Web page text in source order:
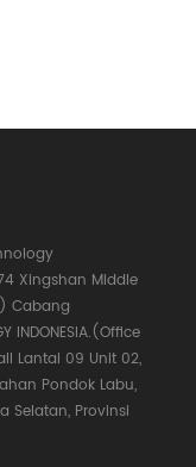
Xingshan Middle
Cabang
INDONESIA.(Office
Lantai 09 Unit 02,
Pondok Labu,
Selatan, Provinsi